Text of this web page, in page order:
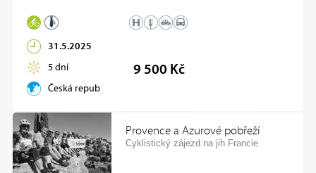
31.5.2025
5 dní
Česká republika
9 500 Kč
Provence a Azurové pobřeží
Cyklistický zájezd na jih Francie